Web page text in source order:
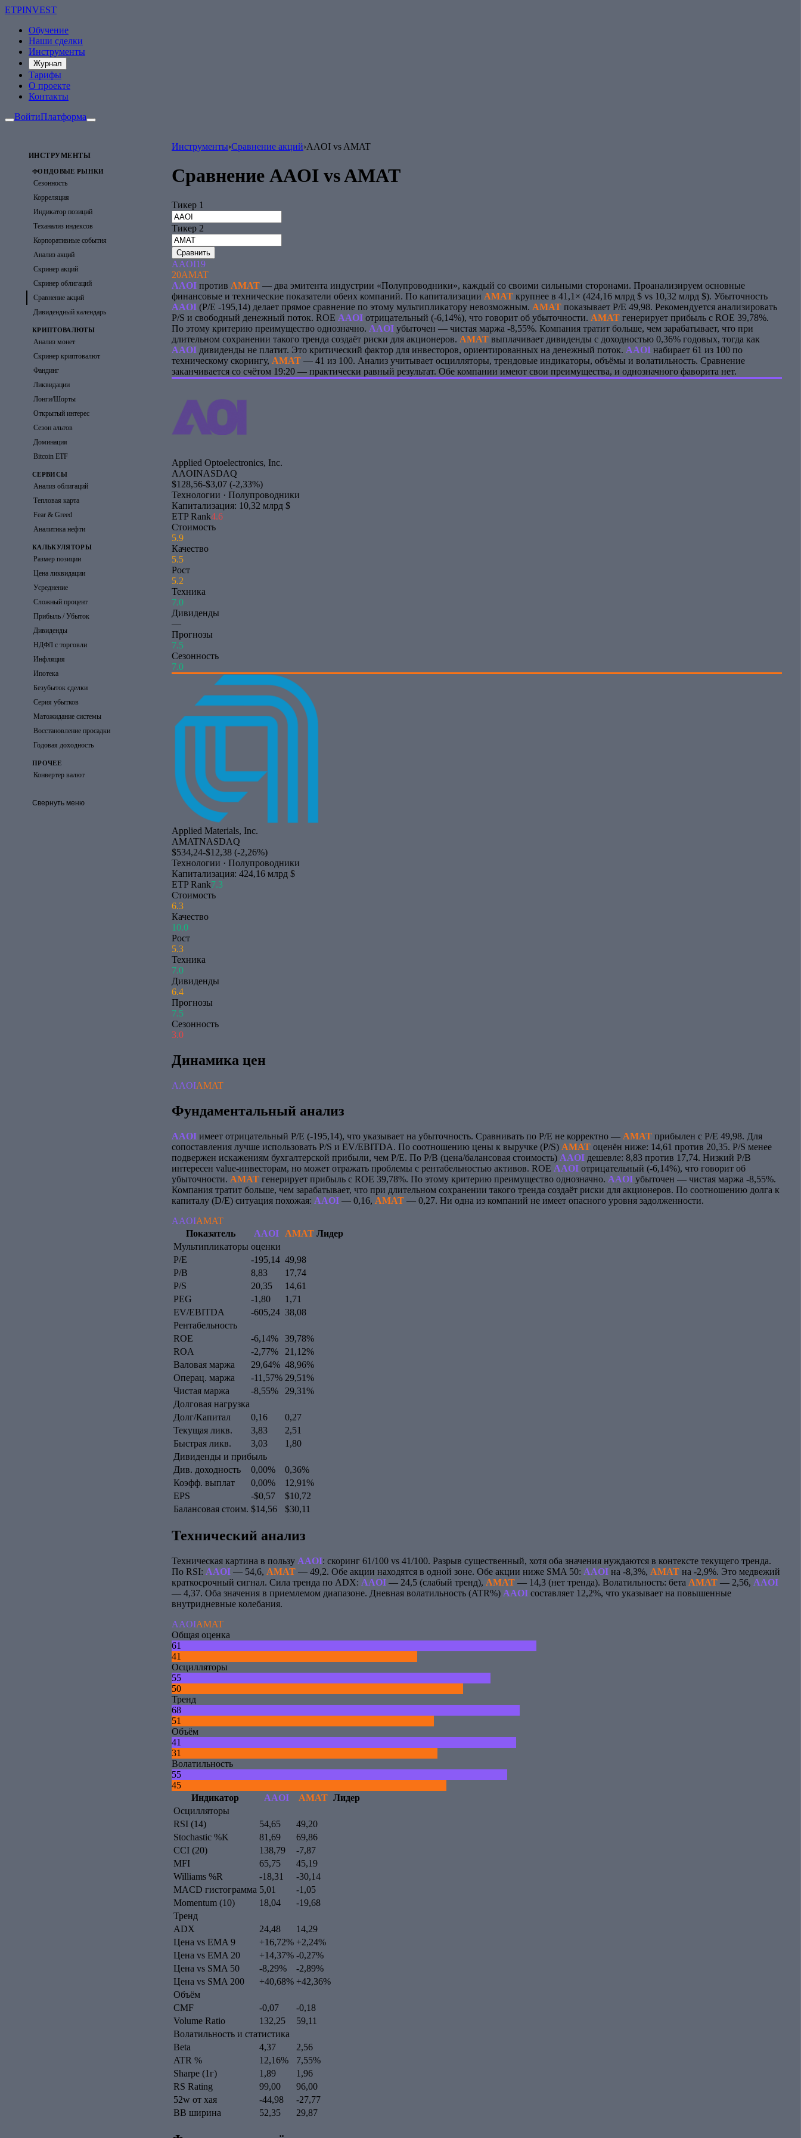
ETPINVEST
Обучение
Наши сделки
Инструменты
Журнал
Тарифы
О проекте
Контакты
ВойтиПлатформа
ИНСТРУМЕНТЫ
ФОНДОВЫЕ РЫНКИ
Сезонность
Корреляция
Индикатор позиций
Теханализ индексов
Корпоративные события
Анализ акций
Скринер акций
Скринер облигаций
Сравнение акций
Дивидендный календарь
КРИПТОВАЛЮТЫ
Анализ монет
Скринер криптовалют
Фандинг
Ликвидации
Лонги/Шорты
Открытый интерес
Сезон альтов
Доминация
Bitcoin ETF
СЕРВИСЫ
Анализ облигаций
Тепловая карта
Fear & Greed
Аналитика нефти
КАЛЬКУЛЯТОРЫ
Размер позиции
Цена ликвидации
Усреднение
Сложный процент
Прибыль / Убыток
Дивиденды
НДФЛ с торговли
Инфляция
Ипотека
Безубыток сделки
Серия убытков
Матожидание системы
Восстановление просадки
Годовая доходность
ПРОЧЕЕ
Конвертер валют
Свернуть меню
Инструменты›Сравнение акций›AAOI vs AMAT
Сравнение AAOI vs AMAT
Тикер 1
Тикер 2
Сравнить
AAOI19
20AMAT
AAOIпротив AMAT— два эмитента индустрии «Полупроводники», каждый со своими сильными сторонами. Проанализируем основные
финансовые и технические показатели обеих компаний. По капитализации AMATкрупнее в 41,1× (424,16 млрд $ vs 10,32 млрд $). Убыточность
AAOI(P/E -195,14) делает прямое сравнение по этому мультипликатору невозможным. AMATпоказывает P/E 49,98. Рекомендуется анализировать
P/S и свободный денежный поток. ROE AAOIотрицательный (-6,14%), что говорит об убыточности. AMATгенерирует прибыль с ROE 39,78%.
По этому критерию преимущество однозначно. AAOIубыточен — чистая маржа -8,55%. Компания тратит больше, чем зарабатывает, что при
длительном сохранении такого тренда создаёт риски для акционеров. AMATвыплачивает дивиденды с доходностью 0,36% годовых, тогда как
AAOIдивиденды не платит. Это критический фактор для инвесторов, ориентированных на денежный поток. AAOIнабирает 61 из 100 по
техническому скорингу, AMAT— 41 из 100. Анализ учитывает осцилляторы, трендовые индикаторы, объёмы и волатильность. Сравнение
заканчивается со счётом 19:20 — практически равный результат. Обе компании имеют свои преимущества, и однозначного фаворита нет.
Applied Optoelectronics, Inc.
AAOINASDAQ
$128,56-$3,07 (-2,33%)
Технологии · Полупроводники
Капитализация: 10,32 млрд $
ETP Rank4.6
Стоимость
5.9
Качество
5.5
Рост
5.2
Техника
7.0
Дивиденды
—
Прогнозы
7.5
Сезонность
7.0
Applied Materials, Inc.
AMATNASDAQ
$534,24-$12,38 (-2,26%)
Технологии · Полупроводники
Капитализация: 424,16 млрд $
ETP Rank7.3
Стоимость
6.3
Качество
10.0
Рост
5.3
Техника
7.0
Дивиденды
6.4
Прогнозы
7.5
Сезонность
3.0
Динамика цен
AAOIAMAT
Фундаментальный анализ
AAOIимеет отрицательный P/E (-195,14), что указывает на убыточность. Сравнивать по P/E не корректно — AMATприбылен с P/E 49,98. Для
сопоставления лучше использовать P/S и EV/EBITDA. По соотношению цены к выручке (P/S) AMATоценён ниже: 14,61 против 20,35. P/S менее
подвержен искажениям бухгалтерской прибыли, чем P/E. По P/B (цена/балансовая стоимость) AAOIдешевле: 8,83 против 17,74. Низкий P/B
интересен value-инвесторам, но может отражать проблемы с рентабельностью активов. ROE AAOIотрицательный (-6,14%), что говорит об
убыточности. AMATгенерирует прибыль с ROE 39,78%. По этому критерию преимущество однозначно. AAOIубыточен — чистая маржа -8,55%.
Компания тратит больше, чем зарабатывает, что при длительном сохранении такого тренда создаёт риски для акционеров. По соотношению долга к
капиталу (D/E) ситуация похожая: AAOI— 0,16, AMAT— 0,27. Ни одна из компаний не имеет опасного уровня задолженности.
AAOIAMAT
Показатель
AAOI AMAT Лидер
Мультипликаторы оценки
P/E
-195,14 49,98
P/B
8,83
17,74
P/S
20,35
14,61
PEG
-1,80
1,71
EV/EBITDA
-605,24 38,08
Рентабельность
ROE
-6,14%
39,78%
ROA
-2,77%
21,12%
Валовая маржа
29,64% 48,96%
Операц. маржа
-11,57% 29,51%
Чистая маржа
-8,55%
29,31%
Долговая нагрузка
Долг/Капитал
0,16
0,27
Текущая ликв.
3,83
2,51
Быстрая ликв.
3,03
1,80
Дивиденды и прибыль
Див. доходность
0,00%
0,36%
Коэфф. выплат
0,00%
12,91%
EPS
-$0,57
$10,72
Балансовая стоим. $14,56 $30,11
Технический анализ
Техническая картина в пользу AAOI: скоринг 61/100 vs 41/100. Разрыв существенный, хотя оба значения нуждаются в контексте текущего тренда.
По RSI: AAOI— 54,6, AMAT— 49,2. Обе акции находятся в одной зоне. Обе акции ниже SMA 50: AAOIна -8,3%, AMATна -2,9%. Это медвежий
краткосрочный сигнал. Сила тренда по ADX: AAOI— 24,5 (слабый тренд), AMAT— 14,3 (нет тренда). Волатильность: бета AMAT— 2,56, AAOI
— 4,37. Оба значения в приемлемом диапазоне. Дневная волатильность (ATR%) AAOIсоставляет 12,2%, что указывает на повышенные
внутридневные колебания.
AAOIAMAT
Общая оценка
61
41
Осцилляторы
55
50
Тренд
68
51
Объём
41
31
Волатильность
55
45
Индикатор
AAOI AMAT Лидер
Осцилляторы
RSI (14)
54,65
49,20
Stochastic %K
81,69
69,86
CCI (20)
138,79
-7,87
MFI
65,75
45,19
Williams %R
-18,31
-30,14
MACD гистограмма 5,01
-1,05
Momentum (10)
18,04
-19,68
Тренд
ADX
24,48
14,29
Цена vs EMA 9
+16,72% +2,24%
Цена vs EMA 20
+14,37% -0,27%
Цена vs SMA 50
-8,29%
-2,89%
Цена vs SMA 200
+40,68% +42,36%
Объём
CMF
-0,07
-0,18
Volume Ratio
132,25
59,11
Волатильность и статистика
Beta
4,37
2,56
ATR %
12,16%
7,55%
Sharpe (1г)
1,89
1,96
RS Rating
99,00
96,00
52w от хая
-44,98
-27,77
BB ширина
52,35 29,87